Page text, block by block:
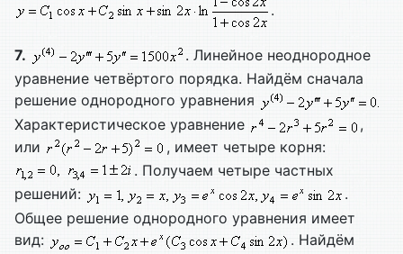
.
7.
. Линейное неоднородное
уравнение четвёртого порядка. Найдём сначала
решение однородного уравнения
Характеристическое уравнение
,
или
, имеет четыре корня:
. Получаем четыре частных
решений:
.
Общее решение однородного уравнения имеет
вид:
. Найдём